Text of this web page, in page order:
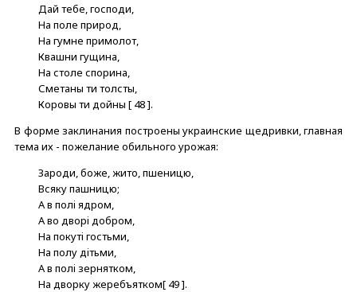
Дай тебе, господи,
На поле природ,
На гумне примолот,
Квашни гущина,
На столе спорина,
Сметаны ти толсты,
Коровы ти дойны [ 48 ].
В форме заклинания построены украинские щедривки, главная
тема их - пожелание обильного урожая:
Зароди, боже, жито, пшеницю,
Всяку пашницю;
А в полi ядром,
А во дворi добром,
На покутi гостьми,
На полу дiтьми,
А в полi зернятком,
На дворку жеребъятком[ 49 ].